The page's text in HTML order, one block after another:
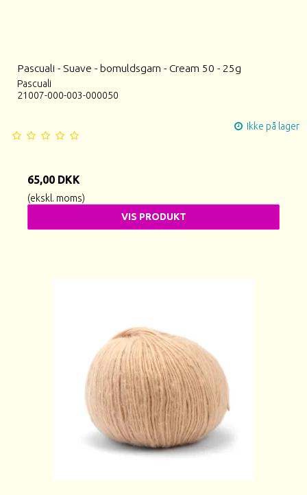
Pascuali - Suave - bomuldsgarn - Cream 50 - 25g
Pascuali
21007-000-003-000050
Ikke på lager
65,00 DKK
(ekskl. moms)
VIS PRODUKT